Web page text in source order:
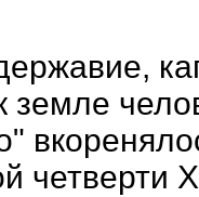
земле
четверти